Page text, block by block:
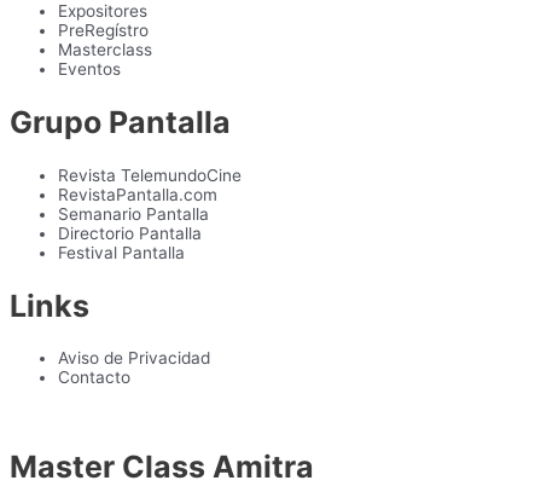
Expositores
PreRegístro
Masterclass
Eventos
Grupo Pantalla
Revista TelemundoCine
RevistaPantalla.com
Semanario Pantalla
Directorio Pantalla
Festival Pantalla
Links
Aviso de Privacidad
Contacto
Master Class Amitra